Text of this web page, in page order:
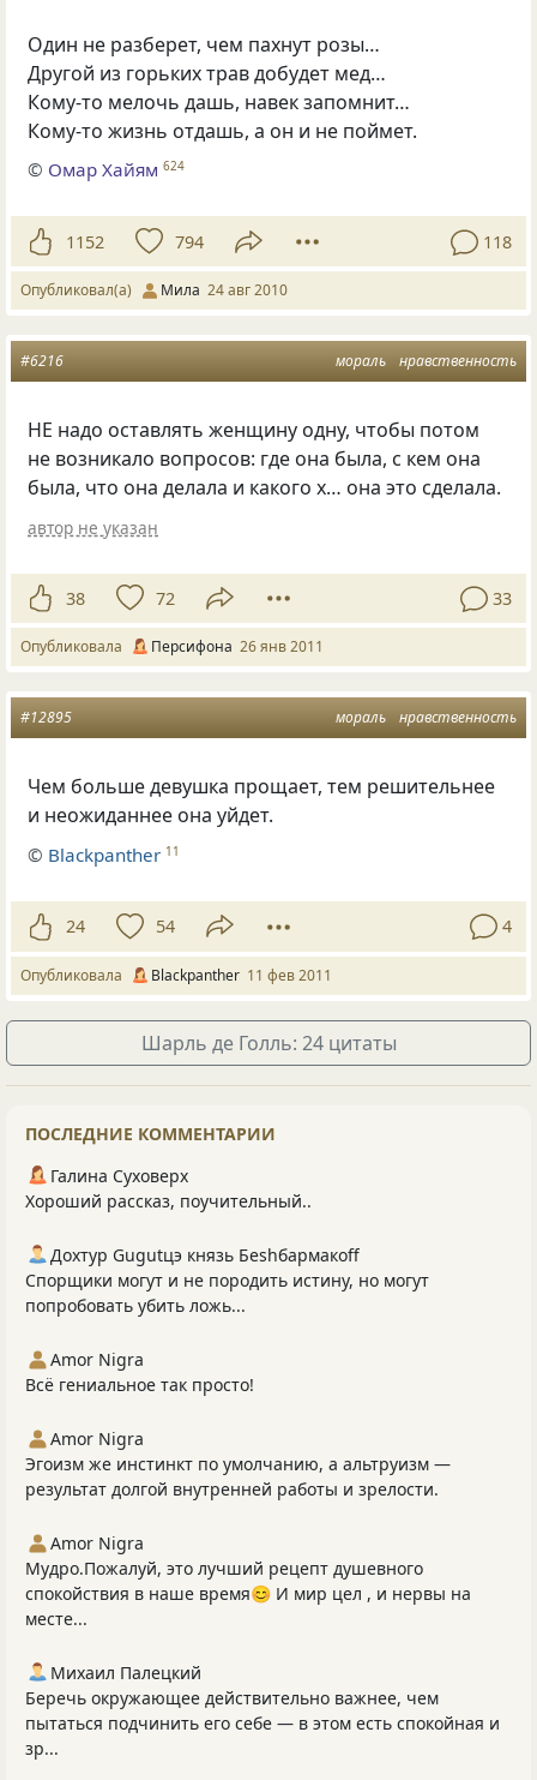
Один не разберет, чем пахнут розы…
Другой из горьких трав добудет мед…
Кому-то мелочь дашь, навек запомнит…
Кому-то жизнь отдашь, а он и не поймет.
© Омар Хайям 624
1152 794 118
Опубликовал(а) Мила 24 авг 2010
мораль нравственность
#6216
НЕ надо оставлять женщину одну, чтобы потом
не возникало вопросов: где она была, с кем она
была, что она делала и какого х… она это сделала.
автор не указан
38 72 33
Опубликовала Персифона 26 янв 2011
мораль нравственность
#12895
Чем больше девушка прощает, тем решительнее
и неожиданнее она уйдет.
© Blackpanther 11
24 54 4
Опубликовала Blackpanther 11 фев 2011
Шарль де Голль: 24 цитаты
ПОСЛЕДНИЕ КОММЕНТАРИИ
Галина Суховерх
Хороший рассказ, поучительный..
Дохтур Gugutцэ князь Беshбармакоff
Спорщики могут и не породить истину, но могут
попробовать убить ложь...
Amor Nigra
Всё гениальное так просто!
Amor Nigra
Эгоизм же инстинкт по умолчанию, а альтруизм —
результат долгой внутренней работы и зрелости.
Amor Nigra
Мудро.Пожалуй, это лучший рецепт душевного
спокойствия в наше время😊 И мир цел , и нервы на
месте...
Михаил Палецкий
Беречь окружающее действительно важнее, чем
пытаться подчинить его себе — в этом есть спокойная и
зр...